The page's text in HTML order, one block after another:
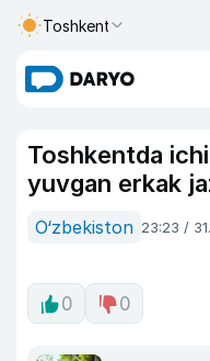
Toshkent
Toshkentda
yuvgan erkak
O‘zbekiston 23:23 /
0 0